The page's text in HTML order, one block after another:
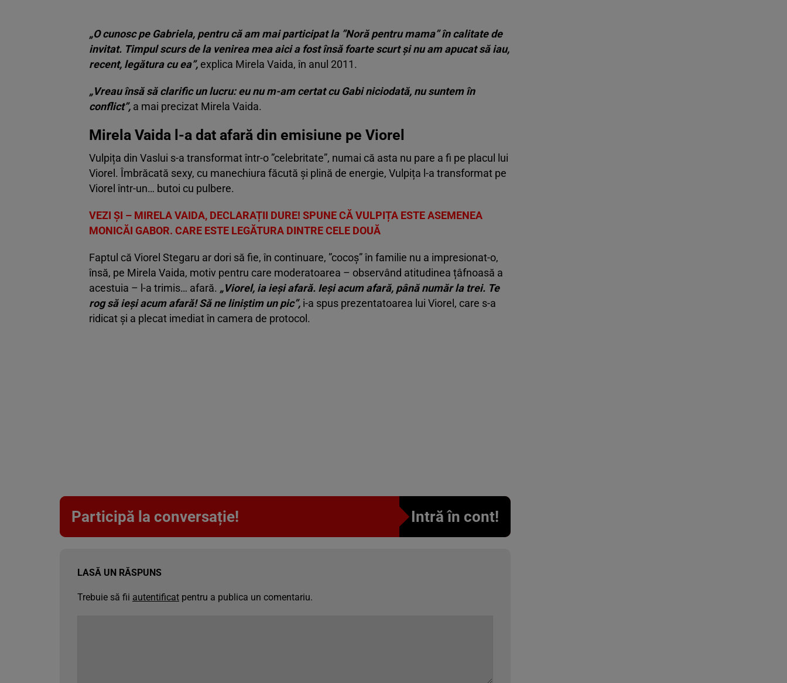
„O cunosc pe Gabriela, pentru că am mai participat la ”Noră pentru mama” în calitate de
invitat. Timpul scurs de la venirea mea aici a fost însă foarte scurt şi nu am apucat să iau,
recent, legătura cu ea”, explica Mirela Vaida, în anul 2011.
„Vreau însă să clarific un lucru: eu nu m-am certat cu Gabi niciodată, nu suntem în
conflict”, a mai precizat Mirela Vaida.
Mirela Vaida l-a dat afară din emisiune pe Viorel
Vulpița din Vaslui s-a transformat într-o ”celebritate”, numai că asta nu pare a fi pe placul lui
Viorel. Îmbrăcată sexy, cu manechiura făcută și plină de energie, Vulpița l-a transformat pe
Viorel într-un… butoi cu pulbere.
VEZI ȘI – MIRELA VAIDA, DECLARAȚII DURE! SPUNE CĂ VULPIȚA ESTE ASEMENEA
MONICĂI GABOR. CARE ESTE LEGĂTURA DINTRE CELE DOUĂ
Faptul că Viorel Stegaru ar dori să fie, în continuare, ”cocoș” în familie nu a impresionat-o,
însă, pe Mirela Vaida, motiv pentru care moderatoarea – observând atitudinea țâfnoasă a
acestuia – l-a trimis… afară. „Viorel, ia ieși afară. Ieși acum afară, până număr la trei. Te
rog să ieși acum afară! Să ne liniștim un pic”, i-a spus prezentatoarea lui Viorel, care s-a
ridicat și a plecat imediat în camera de protocol.
Participă la conversație! Intră în cont!
LASĂ UN RĂSPUNS
Trebuie să fii autentificat pentru a publica un comentariu.